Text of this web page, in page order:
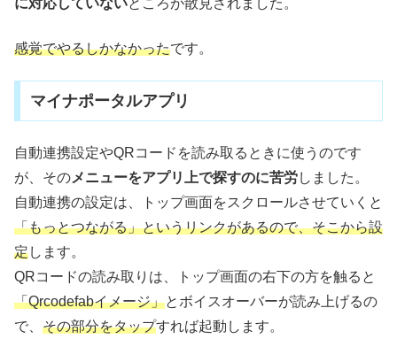
に対応していないところが散見されました。
感覚でやるしかなかったです。
マイナポータルアプリ
自動連携設定やQRコードを読み取るときに使うのです
が、そのメニューをアプリ上で探すのに苦労しました。
自動連携の設定は、トップ画面をスクロールさせていくと
「もっとつながる」というリンクがあるので、そこから設
定します。
QRコードの読み取りは、トップ画面の右下の方を触ると
「Qrcodefabイメージ」とボイスオーバーが読み上げるの
で、 その部分をタップすれば起動します。